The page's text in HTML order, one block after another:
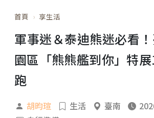
首頁 享生活
軍事迷＆泰迪熊迷必看
園區「熊熊艦到你」特
跑
胡昀瑄 生活 臺南